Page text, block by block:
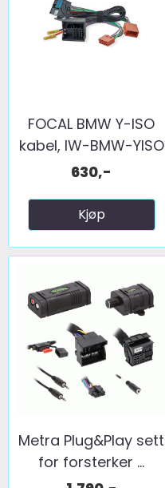
FOCAL BMW Y-ISO
kabel, IW-BMW-YISO
630,-
Kjøp
Metra Plug&Play sett
for forsterker ...